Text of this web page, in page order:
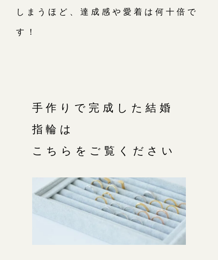
しまうほど、達成感や愛着は何十倍で
す！
手作りで完成した結婚
指輪は
こちらをご覧ください